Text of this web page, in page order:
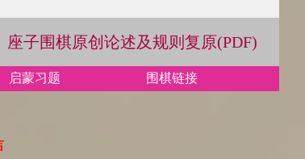
座子围棋原创论述及规则复原(PDF)
启蒙习题 围棋链接